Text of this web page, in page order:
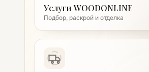
Услуги WOODONLINE
Подбор, раскрой и отделка